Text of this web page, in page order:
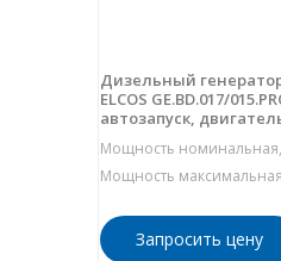
Дизельный
ELCOS GE.BD.017/
автозапуск,
Мощность
Мощность
Запросить цену